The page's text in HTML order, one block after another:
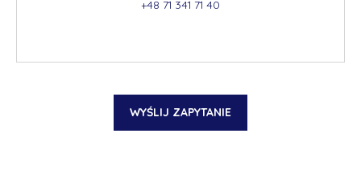
+48 71 341 71 40
WYŚLIJ ZAPYTANIE